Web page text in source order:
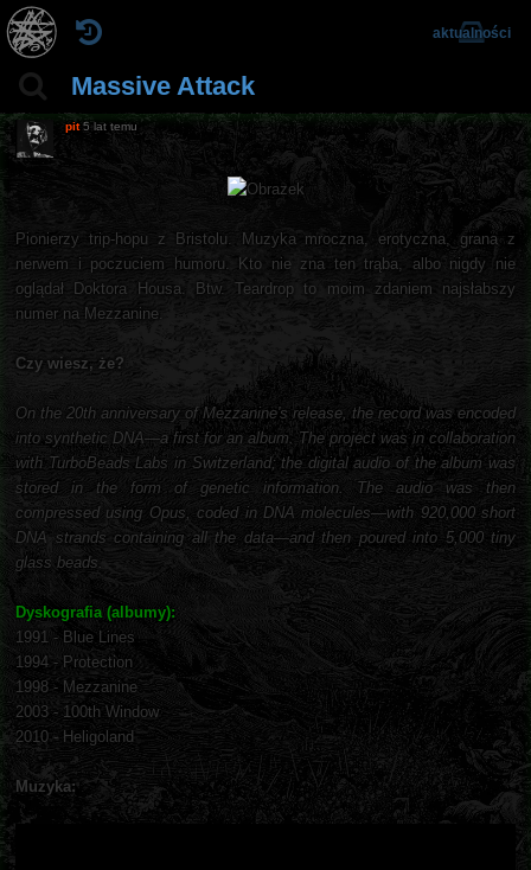
Massive Attack
aktualności
pit 5 lat temu
Pionierzy trip-hopu z Bristolu. Muzyka mroczna, erotyczna, grana z
nerwem i poczuciem humoru. Kto nie zna ten trąba, albo nigdy nie
oglądał Doktora Housa. Btw. Teardrop to moim zdaniem najsłabszy
numer na Mezzanine.
Czy wiesz, że?
On the 20th anniversary of Mezzanine's release, the record was encoded
into synthetic DNA—a first for an album. The project was in collaboration
with TurboBeads Labs in Switzerland; the digital audio of the album was
stored in the form of genetic information. The audio was then
compressed using Opus, coded in DNA molecules—with 920,000 short
DNA strands containing all the data—and then poured into 5,000 tiny
glass beads.
Dyskografia (albumy):
1991 - Blue Lines
1994 - Protection
1998 - Mezzanine
2003 - 100th Window
2010 - Heligoland
Muzyka: